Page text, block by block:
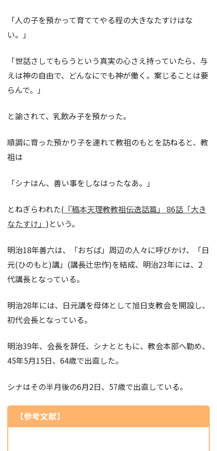
「人の子を預かって育ててやる程の大きなたすけはな
い。」
「世話さしてもらうという真実の心さえ持っていたら、与
えは神の自由で、どんなにでも神が働く。案じることは要
らんで。」
と諭されて、乳飲み子を預かった。
順調に育った預かり子を連れて教祖のもとを訪ねると、教
祖は
「シナはん、善い事をしなはったなあ。」
とねぎらわれた( 『稿本天理教教祖伝逸話篇」 86話「大き
なたすけ」 )という。
明治18年善六は、「おぢば」周辺の人々に呼びかけ、「日
元(ひのもと)講」(講長辻忠作)を結成、明治23年には、2
代講長となっている。
明治28年には、日元講を母体として旭日支教会を開設し、
初代会長となっている。
明治39年、会長を辞任、シナとともに、教会本部へ勤め、
45年5月15日、64歳で出直した。
シナはその半月後の6月2日、57歳で出直している。
【参考文献】